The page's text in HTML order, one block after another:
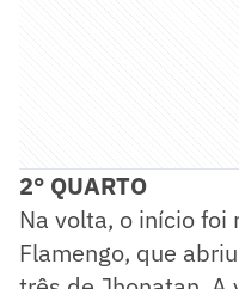
2° QUARTO
Na volta, o início foi
Flamengo, que